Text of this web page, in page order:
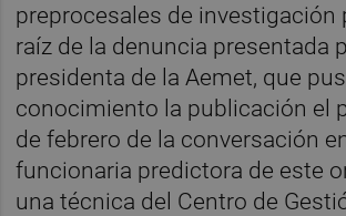
preprocesales de investigación
raíz de la denuncia presentada
presidenta de la Aemet, que
conocimiento la publicación el
de febrero de la conversación
funcionaria predictora de este
una técnica del Centro de